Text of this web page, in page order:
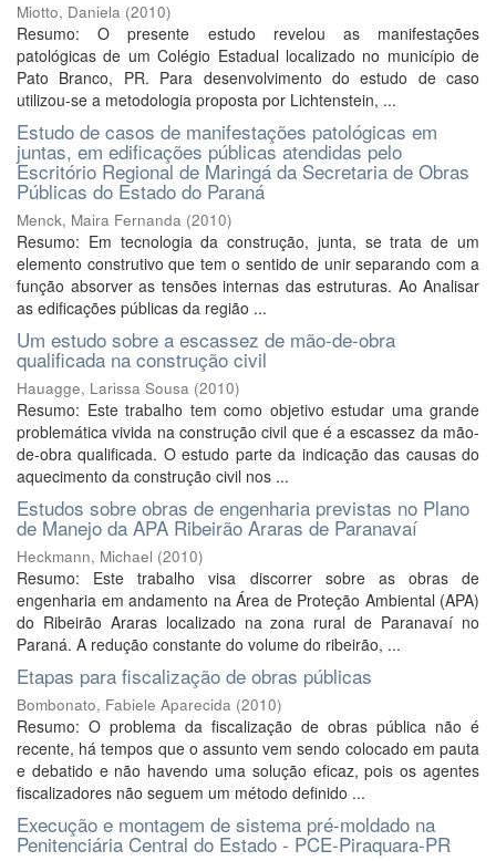
Miotto, Daniela (2010)
Resumo: O presente estudo revelou as manifestações
patológicas de um Colégio Estadual localizado no município de
Pato Branco, PR. Para desenvolvimento do estudo de caso
utilizou-se a metodologia proposta por Lichtenstein, ...
Estudo de casos de manifestações patológicas em
juntas, em edificações públicas atendidas pelo
Escritório Regional de Maringá da Secretaria de Obras
Públicas do Estado do Paraná
Menck, Maira Fernanda (2010)
Resumo: Em tecnologia da construção, junta, se trata de um
elemento construtivo que tem o sentido de unir separando com a
função absorver as tensões internas das estruturas. Ao Analisar
as edificações públicas da região ...
Um estudo sobre a escassez de mão-de-obra
qualificada na construção civil
Hauagge, Larissa Sousa (2010)
Resumo: Este trabalho tem como objetivo estudar uma grande
problemática vivida na construção civil que é a escassez da mão-
de-obra qualificada. O estudo parte da indicação das causas do
aquecimento da construção civil nos ...
Estudos sobre obras de engenharia previstas no Plano
de Manejo da APA Ribeirão Araras de Paranavaí
Heckmann, Michael (2010)
Resumo: Este trabalho visa discorrer sobre as obras de
engenharia em andamento na Área de Proteção Ambiental (APA)
do Ribeirão Araras localizado na zona rural de Paranavaí no
Paraná. A redução constante do volume do ribeirão, ...
Etapas para fiscalização de obras públicas
Bombonato, Fabiele Aparecida (2010)
Resumo: O problema da fiscalização de obras pública não é
recente, há tempos que o assunto vem sendo colocado em pauta
e debatido e não havendo uma solução eficaz, pois os agentes
fiscalizadores não seguem um método definido ...
Execução e montagem de sistema pré-moldado na
Penitenciária Central do Estado - PCE-Piraquara-PR